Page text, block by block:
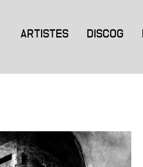
ARTISTES DISCOG